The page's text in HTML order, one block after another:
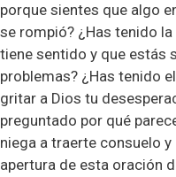
porque sientes que algo
se rompió? ¿Has tenido
tiene sentido y que estás
problemas? ¿Has tenido
gritar a Dios tu
preguntado por qué
niega a traerte consuelo
apertura de esta oración